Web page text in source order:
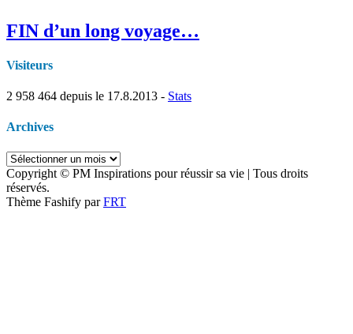
FIN d’un long voyage…
Visiteurs
2 958 464 depuis le 17.8.2013 - Stats
Archives
Archives
Copyright © PM Inspirations pour réussir sa vie | Tous droits
réservés.
Thème Fashify parFRT